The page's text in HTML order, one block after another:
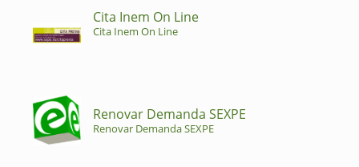
Cita Inem On Line
Cita Inem On Line
Renovar Demanda SEXPE
Renovar Demanda SEXPE